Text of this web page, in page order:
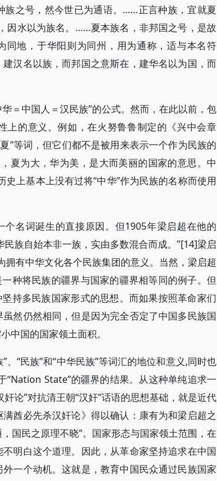
族之号，然今世已为通语。……正言种族，宜就夏
因水以为族名。……夏本族名，非邦国之号，是故
地，于华阳则为同州，用为通称，适与本名符
汉名以族，而邦国之意斯在，建华名以为国，而
＝中国人＝汉民族”的公式。然而，在此以前，包
上的意义。例如，在火努鲁鲁制定的《兴中会章
”等词，但它们都不是被用来表示一个作为民族的
夏为大，华为美，是大而美丽的国家的意思。中
上基本上没有过将“中华”作为民族的名称而使用
个名词诞生的直接原因。但1905年梁启超在他的
民族自始本非一族，实由多数混合而成。”[14]梁启
拥有中华文化各个民族集团的意义。当然，梁启超
种将民族的疆界与国家的疆界相等同的例子。但
持多民族国家形式的思想。而如果按照革命家们
然仍然相同，但是因为完全否定了中国多民族国
中国的国家领土面积。
、“民族”和“中华民族”等词汇的地位和意义,同时也
“Nation State”的疆界的结果。从这种单纯追求一
论”对抗清王朝“汉奸”话语的思想基础，就是近代
酋必先杀汉奸论》得以确认：康有为和梁启超之
国民之原理不晓”。国家形态与国家领土范围，在
明白这个道理。因此，从革命家坚持追求在中国
一个动机。这就是，教育中国民众通过民族国家